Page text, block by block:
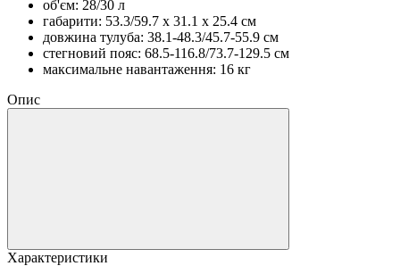
об'єм: 28/30 л
габарити: 53.3/59.7 x 31.1 x 25.4 см
довжина тулуба: 38.1-48.3/45.7-55.9 см
стегновий пояс: 68.5-116.8/73.7-129.5 см
максимальне навантаження: 16 кг
Опис
Характеристики